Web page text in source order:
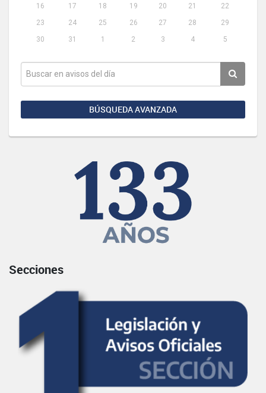
16
17 18 19 20 21
22
23
24 25 26 27 28
29
30
31 1 2 3 4 5
BÚSQUEDA AVANZADA
Secciones